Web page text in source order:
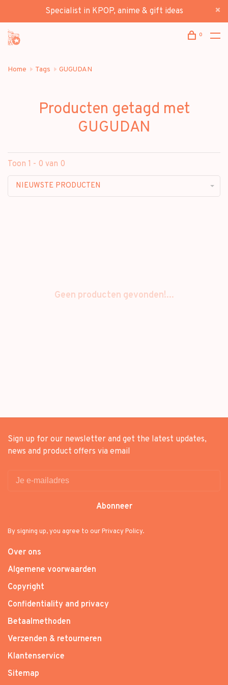
Specialist in KPOP, anime & gift ideas
0
Home Tags GUGUDAN
Producten getagd met
GUGUDAN
Toon 1 - 0 van 0
NIEUWSTE PRODUCTEN
Geen producten gevonden!...
Sign up for our newsletter and get the latest updates,
news and product offers via email
Abonneer
By signing up, you agree to our Privacy Policy.
Over ons
Algemene voorwaarden
Copyright
Confidentiality and privacy
Betaalmethoden
Verzenden & retourneren
Klantenservice
Sitemap